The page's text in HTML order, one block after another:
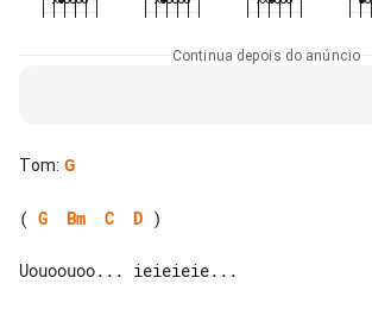
Continua depois do anúncio
Tom: G
( G Bm C D )
Uouoouoo... ieieieie...